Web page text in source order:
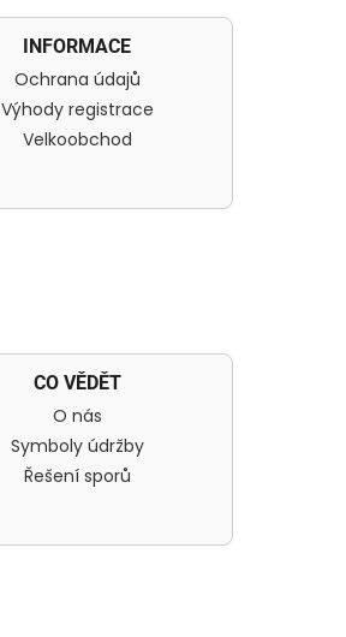
INFORMACE
Ochrana údajů
Výhody registrace
Velkoobchod
CO VĚDĚT
O nás
Symboly údržby
Řešení sporů